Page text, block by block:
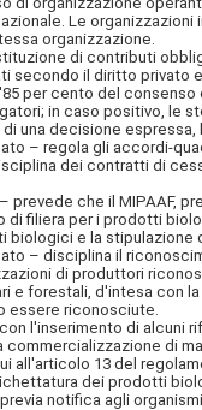
Le
organizzazione.
di contributi
secondo il diritto privato
per cento del
in caso positivo, le
una decisione
– regola gli accordi-
dei contratti di
che il MIPAAF,
filiera per i prodotti
e la stipulazione
– disciplina il
di produttori
e forestali, d'intesa con
essere riconosciute.
l'inserimento di alcuni
di
all'articolo 13 del
dei prodotti
notifica agli